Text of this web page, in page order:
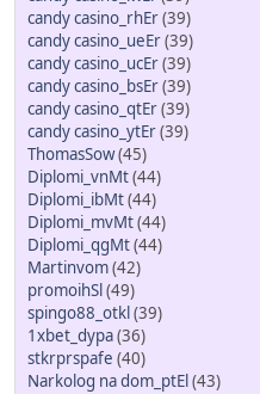
candy casino_rhEr(39)
candy casino_ueEr(39)
candy casino_ucEr(39)
candy casino_bsEr(39)
candy casino_qtEr(39)
candy casino_ytEr(39)
ThomasSow(45)
Diplomi_vnMt(44)
Diplomi_ibMt(44)
Diplomi_mvMt(44)
Diplomi_qgMt(44)
Martinvom(42)
promoihSl (49)
spingo88_otkl (39)
1xbet_dypa(36)
stkrprspafe (40)
Narkolog na dom_ptEl (43)